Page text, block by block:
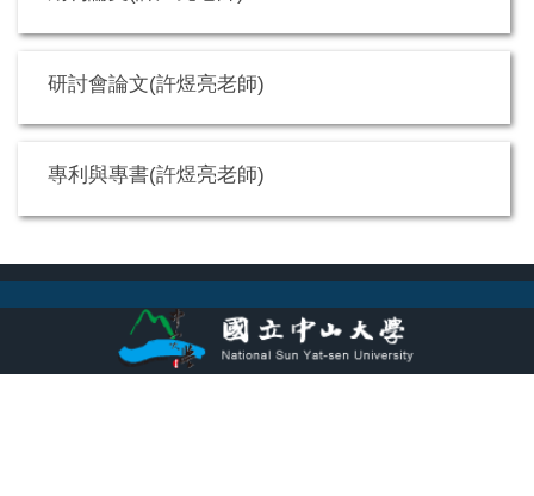
研討會論文(許煜亮老師)
專利與專書(許煜亮老師)